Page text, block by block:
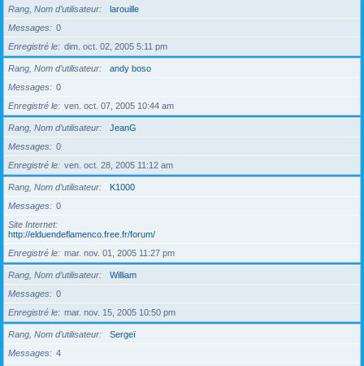
Rang, Nom d’utilisateur
larouille
Messages
0
Enregistré le
dim. oct. 02, 2005 5:11 pm
Rang, Nom d’utilisateur
andy boso
Messages
0
Enregistré le
ven. oct. 07, 2005 10:44 am
Rang, Nom d’utilisateur
JeanG
Messages
0
Enregistré le
ven. oct. 28, 2005 11:12 am
Rang, Nom d’utilisateur
K1000
Messages
0
Site Internet
http://elduendeflamenco.free.fr/forum/
Enregistré le
mar. nov. 01, 2005 11:27 pm
Rang, Nom d’utilisateur
William
Messages
0
Enregistré le
mar. nov. 15, 2005 10:50 pm
Rang, Nom d’utilisateur
Sergeï
Messages
4